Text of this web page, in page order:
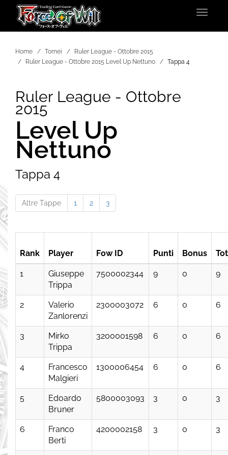
Toggle
Home Tornei
Ruler League - Ottobre 2015
Ruler League - Ottobre 2015 Level Up Nettuno
Tappa 4
Ruler League - Ottobre
2015
Level Up
Nettuno
Tappa 4
Altre Tappe 1 2 3
Rank Player Fow ID Punti Bonus
1
Giuseppe
Trippa
7500002344 9 0 9
2
Valerio
Zanlorenzi
2300003072 6 0 6
3
Mirko
Trippa
3200001598 6 0 6
4
Francesco
Malgieri
1300006454 6 0 6
5
Edoardo
Bruner
5800003093 3 0 3
6
Franco
Berti
4200002158 3 0 3